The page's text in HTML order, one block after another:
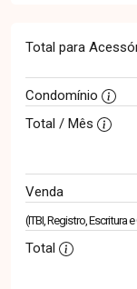
Total para
Condomínio
Total / Mês
Venda
(ITBI, Registro, Escritura
Total